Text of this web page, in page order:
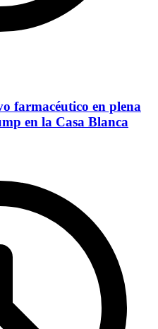
farmacéutico en plena
en la Casa Blanca